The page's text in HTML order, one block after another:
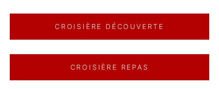
CROISIÈRE DÉCOUVERTE
CROISIÈRE REPAS